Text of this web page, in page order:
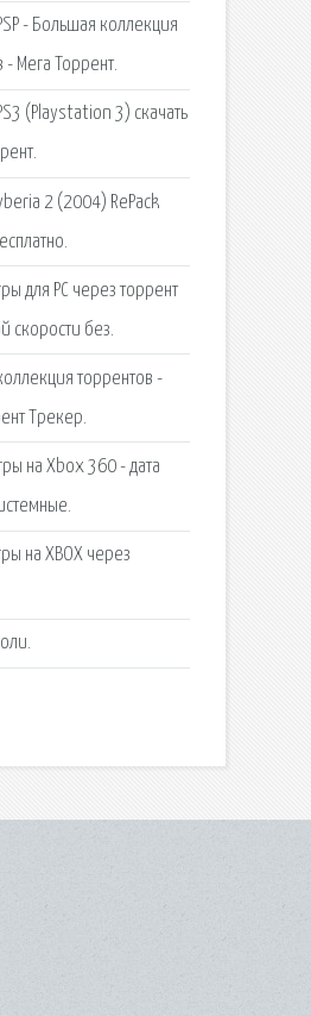
- Большая коллекция
- Мега Торрент.
(Playstation 3) скачать
2 (2004) RePack
для PC через торрент
скорости без.
торрентов -
Трекер.
на Xbox 360 - дата
на XBOX через